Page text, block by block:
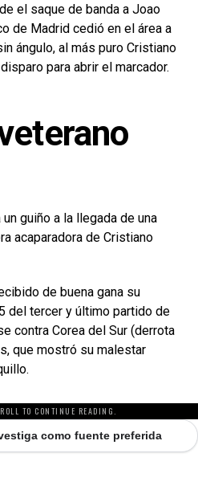
el saque de banda a Joao
de Madrid cedió en el área a
ángulo, al más puro Cristiano
para abrir el marcador.
guiño a la llegada de una
acaparadora de Cristiano
de buena gana su
del tercer y último partido de
contra Corea del Sur (derrota
que mostró su malestar
TO CONTINUE READING.
como fuente preferida